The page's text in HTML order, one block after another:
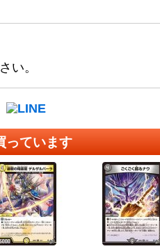
い。
っています